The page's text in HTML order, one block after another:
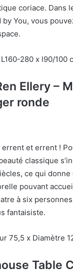
coriace. Dans
You, vous
280 x l90/100
Ellery –
ronde
errent et errent !
classique
ce qui donne
pouvant
à six
fantaisiste.
75,5 x Diamètre
Table